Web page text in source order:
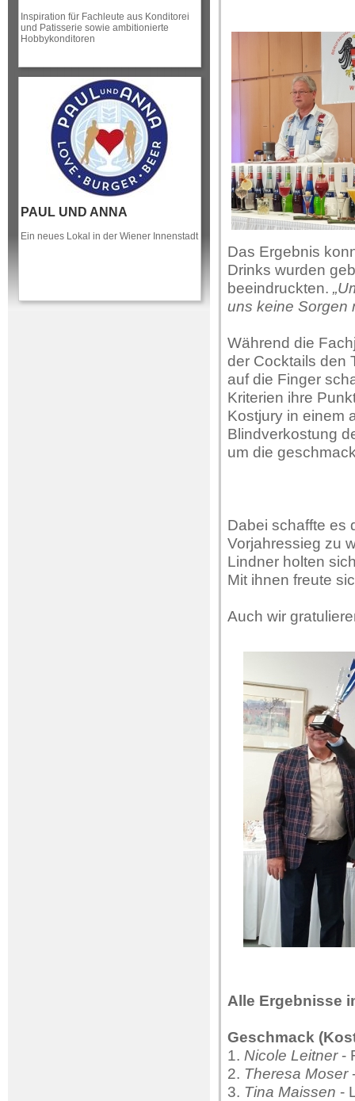
Inspiration für Fachleute aus Konditorei
und Patisserie sowie ambitionierte
Hobbykonditoren
PAUL UND ANNA
Ein neues Lokal in der Wiener Innenstadt
Das Ergebnis
Drinks wurden
beeindruckten.
uns keine Sorgen
Während die
der Cocktails den
auf die Finger
Kriterien ihre
Kostjury in einem
Blindverkostung
um die
Dabei schaffte es
Vorjahressieg zu
Lindner holten
Mit ihnen freute
Auch wir
Alle Ergebnisse
Geschmack
1. Nicole Leitner-
2. Theresa Moser
3. Tina Maissen -